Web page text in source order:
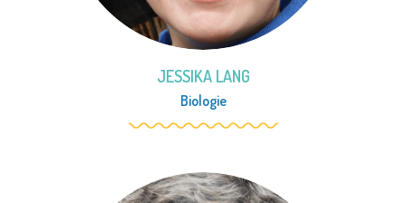
JESSIKA LANG
Biologie